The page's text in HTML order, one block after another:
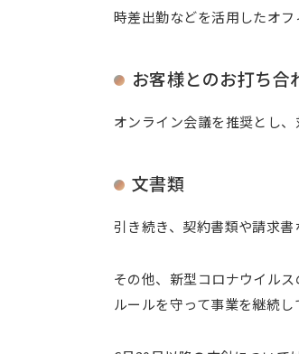
時差出勤などを活用したオ
お客様とのお打ち合
オンライン会議を推奨とし
文書類
引き続き、契約書類や請求
その他、新型コロナウイル
ルールを守って事業を継続し